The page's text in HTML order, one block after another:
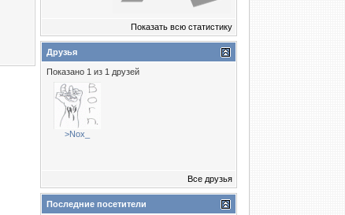
Показать всю статистику
Друзья
Показано 1 из 1 друзей
>Nox_
Все друзья
Последние посетители